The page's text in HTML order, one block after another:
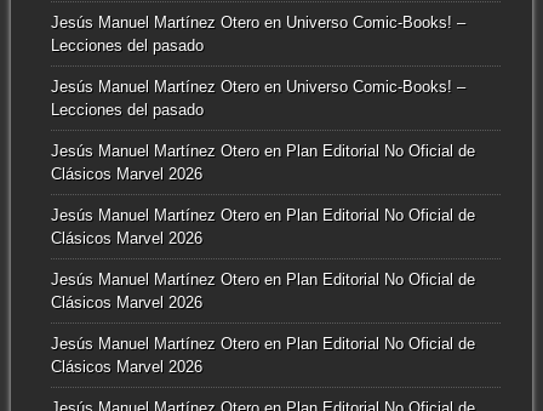
Jesús Manuel Martínez Oteroen Universo Comic-Books! –
Lecciones del pasado
Jesús Manuel Martínez Oteroen Universo Comic-Books! –
Lecciones del pasado
Jesús Manuel Martínez Oteroen Plan Editorial No Oficial de
Clásicos Marvel 2026
Jesús Manuel Martínez Oteroen Plan Editorial No Oficial de
Clásicos Marvel 2026
Jesús Manuel Martínez Oteroen Plan Editorial No Oficial de
Clásicos Marvel 2026
Jesús Manuel Martínez Oteroen Plan Editorial No Oficial de
Clásicos Marvel 2026